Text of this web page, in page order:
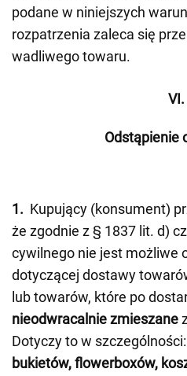
podane w niniejszych
rozpatrzenia zaleca się
wadliwego towaru.
VI.
Odstąpienie
1. Kupujący (konsument)
że zgodnie z § 1837 lit. d)
cywilnego nie jest możliwe
dotyczącej dostawy
lub towarów, które po
nieodwracalnie zmieszane
Dotyczy to w szczególności:
bukietów, flowerboxów,